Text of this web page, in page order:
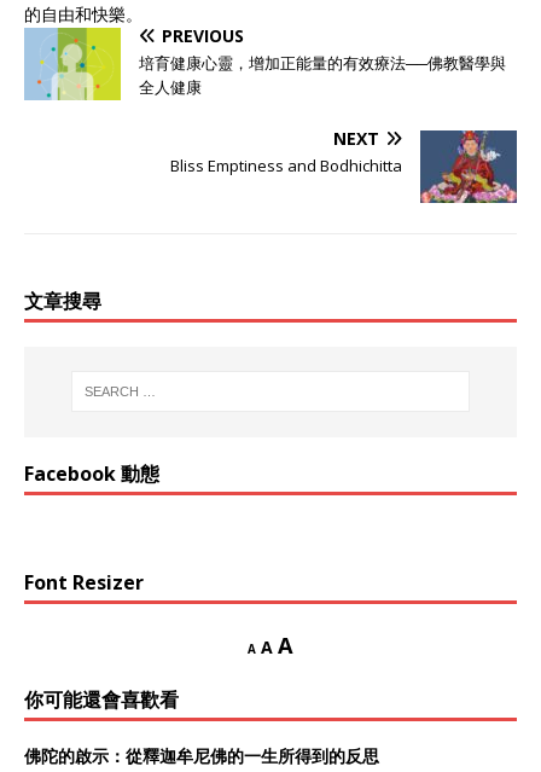
的自由和快樂。
PREVIOUS
培育健康心靈，增加正能量的有效療法──佛教醫學與
全人健康
NEXT
Bliss Emptiness and Bodhichitta
文章搜尋
Facebook 動態
Font Resizer
A A A
你可能還會喜歡看
佛陀的啟示：從釋迦牟尼佛的一生所得到的反思